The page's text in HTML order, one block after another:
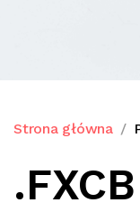
Strona główna
.FXCB